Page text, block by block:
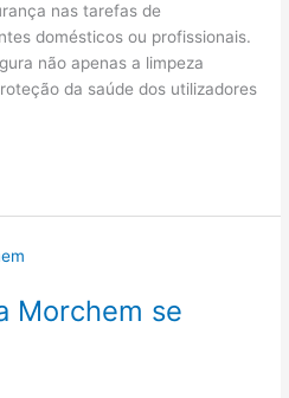
nas tarefas de
domésticos ou profissionais.
não apenas a limpeza
da saúde dos utilizadores
Morchem se